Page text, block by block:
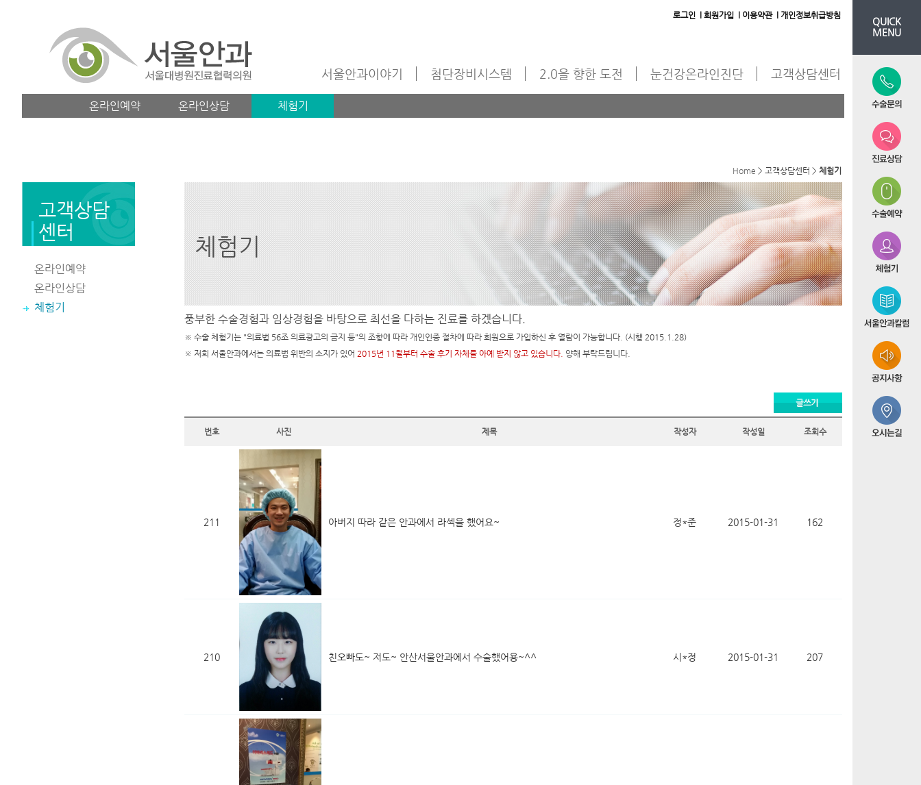
QUICK
MENU
로그인 l 회원가입 l 이용약관 l 개인정보취급방침
서울안과이야기 첨단장비시스템 2.0을 향한 도전 눈건강온라인진단 고객상담센터
온라인예약 온라인상담 체험기
Home > 고객상담센터 > 체험기
고객상담
센터
온라인예약
온라인상담
체험기
체험기
풍부한 수술경험과 임상경험을 바탕으로 최선을 다하는 진료를 하겠습니다.
※ 수술 체험기는 "의료법 56조 의료광고의 금지 등"의 조항에 따라 개인인증 절차에 따라 회원으로 가입하신 후 열람이 가능합니다. (시행 2015.1.28)
※ 저희 서울안과에서는 의료법 위반의 소지가 있어 2015년 11월부터 수술 후기 자체를 아예 받지 않고 있습니다. 양해 부탁드립니다.
번호 사진 제목 작성자 작성일 조회수
211 아버지 따라 같은 안과에서 라섹을 했어요~ 정*준 2015-01-31 162
210 친오빠도~ 저도~ 안산서울안과에서 수술했어용~^^ 시*정 2015-01-31 207